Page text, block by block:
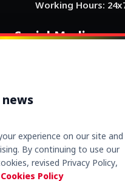
Working Hours:
Social Media
Copyright ©
Website Design
experience on our site and
By continuing to use our
revised Privacy Policy,
Policy